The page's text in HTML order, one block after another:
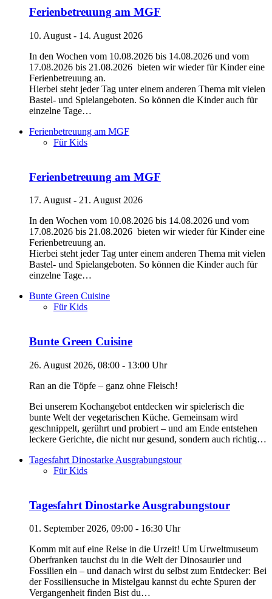
Ferienbetreuung am MGF
10. August - 14. August 2026
In den Wochen vom 10.08.2026 bis 14.08.2026 und vom
17.08.2026 bis 21.08.2026 bieten wir wieder für Kinder eine
Ferienbetreuung an.
Hierbei steht jeder Tag unter einem anderen Thema mit vielen
Bastel- und Spielangeboten. So können die Kinder auch für
einzelne Tage…
Ferienbetreuung am MGF
Für Kids
Ferienbetreuung am MGF
17. August - 21. August 2026
In den Wochen vom 10.08.2026 bis 14.08.2026 und vom
17.08.2026 bis 21.08.2026 bieten wir wieder für Kinder eine
Ferienbetreuung an.
Hierbei steht jeder Tag unter einem anderen Thema mit vielen
Bastel- und Spielangeboten. So können die Kinder auch für
einzelne Tage…
Bunte Green Cuisine
Für Kids
Bunte Green Cuisine
26. August 2026, 08:00 - 13:00 Uhr
Ran an die Töpfe – ganz ohne Fleisch!
Bei unserem Kochangebot entdecken wir spielerisch die
bunte Welt der vegetarischen Küche. Gemeinsam wird
geschnippelt, gerührt und probiert – und am Ende entstehen
leckere Gerichte, die nicht nur gesund, sondern auch richtig…
Tagesfahrt Dinostarke Ausgrabungstour
Für Kids
Tagesfahrt Dinostarke Ausgrabungstour
01. September 2026, 09:00 - 16:30 Uhr
Komm mit auf eine Reise in die Urzeit! Um Urweltmuseum
Oberfranken tauchst du in die Welt der Dinosaurier und
Fossilien ein – und danach wirst du selbst zum Entdecker: Bei
der Fossiliensuche in Mistelgau kannst du echte Spuren der
Vergangenheit finden Bist du…